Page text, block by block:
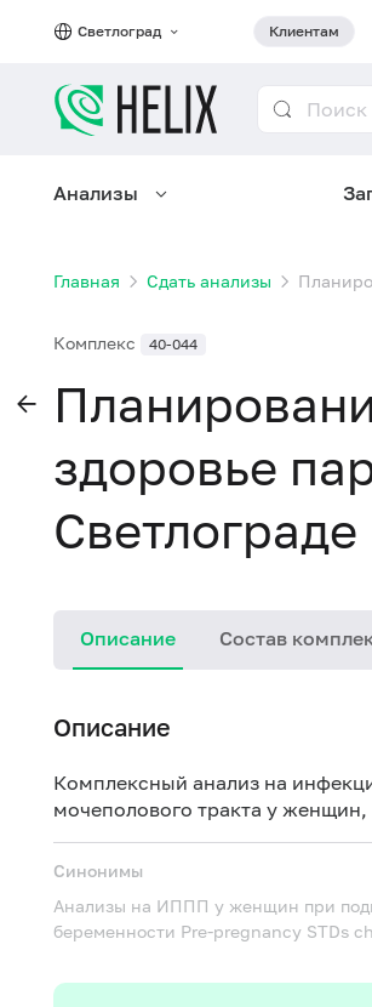
Светлоград Клиентам
Анализы
Главная Сдать анализы
Комплекс 40-044
здоровье
Светлограде
Описание Состав
Описание
Комплексный анализ на
мочеполового тракта у
Синонимы
Анализы на ИППП у женщин при
беременности Pre-pregnancy STDs